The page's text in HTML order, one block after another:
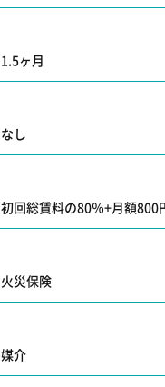
1.5ヶ月
なし
初回総賃料の80％+月額800
火災保険
媒介